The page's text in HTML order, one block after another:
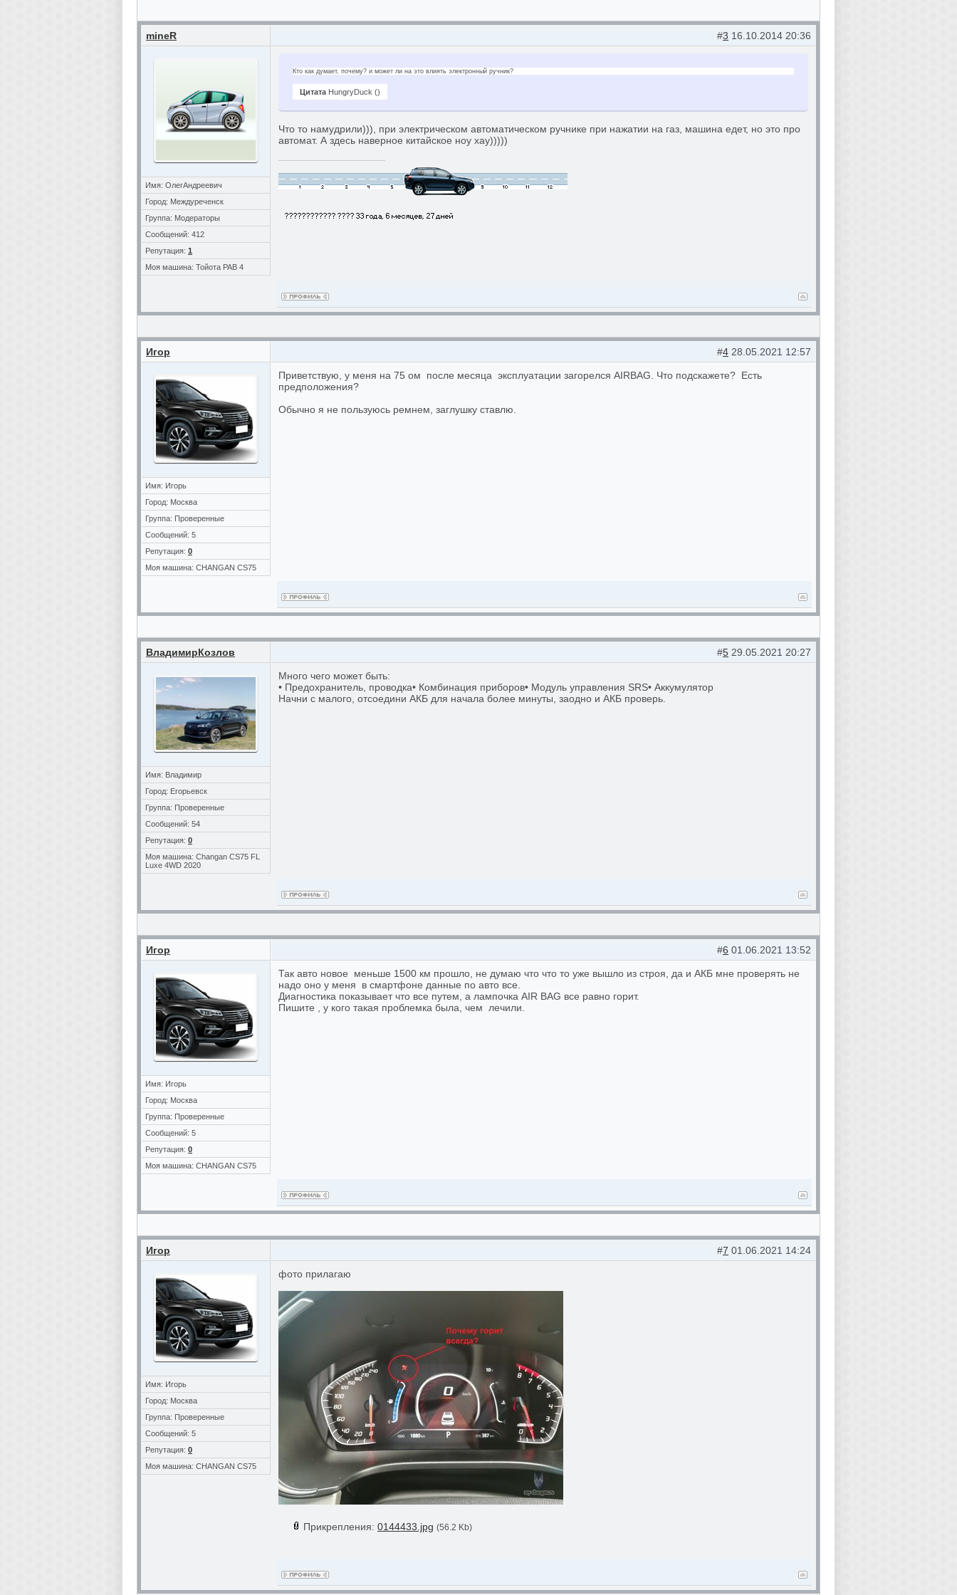
mineR
Имя: ОлегАндреевич
Город: Междуреченск
Группа: Модераторы
Сообщений: 412
Репутация: 1
Моя машина: Тойота РАВ 4
#3 16.10.2014 20:36
Цитата HungryDuck ()
Кто как думает, почему? и может ли на это влиять электронный ручник?
Что то намудрили))), при электрическом автоматическом ручнике при нажатии на газ, машина едет, но это про
автомат. А здесь наверное китайское ноу хау)))))
Игор
Имя: Игорь
Город: Москва
Группа: Проверенные
Сообщений: 5
Репутация: 0
Моя машина: CHANGAN CS75
#4 28.05.2021 12:57
Приветствую, у меня на 75 ом после месяца эксплуатации загорелся AIRBAG. Что подскажете? Есть
предположения?
Обычно я не пользуюсь ремнем, заглушку ставлю.
ВладимирКозлов
Имя: Владимир
Город: Егорьевск
Группа: Проверенные
Сообщений: 54
Репутация: 0
Моя машина: Changan CS75 FL
Luxe 4WD 2020
#5 29.05.2021 20:27
Много чего может быть:
• Предохранитель, проводка• Комбинация приборов• Модуль управления SRS• Аккумулятор
Начни с малого, отсоедини АКБ для начала более минуты, заодно и АКБ проверь.
Игор
Имя: Игорь
Город: Москва
Группа: Проверенные
Сообщений: 5
Репутация: 0
Моя машина: CHANGAN CS75
#6 01.06.2021 13:52
Так авто новое меньше 1500 км прошло, не думаю что что то уже вышло из строя, да и АКБ мне проверять не
надо оно у меня в смартфоне данные по авто все.
Диагностика показывает что все путем, а лампочка AIR BAG все равно горит.
Пишите , у кого такая проблемка была, чем лечили.
Игор
Имя: Игорь
Город: Москва
Группа: Проверенные
Сообщений: 5
Репутация: 0
Моя машина: CHANGAN CS75
#7 01.06.2021 14:24
фото прилагаю
Прикрепления: 0144433.jpg (56.2 Kb)